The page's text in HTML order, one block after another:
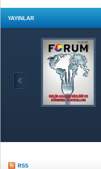
YAYINLAR
RSS